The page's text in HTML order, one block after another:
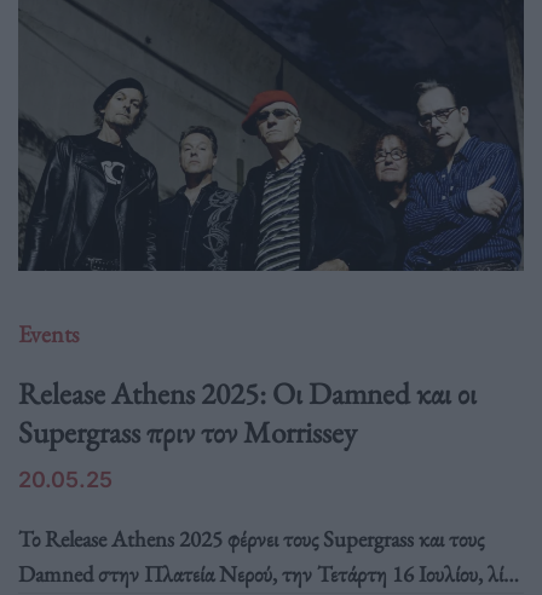
Events
Release Athens 2025: Οι Damned και οι
Supergrass πριν τον Morrissey
20.05.25
Το Release Athens 2025 φέρνει τους Supergrass και τους
Damned στην Πλατεία Νερού, την Τετάρτη 16 Ιουλίου, λίγο